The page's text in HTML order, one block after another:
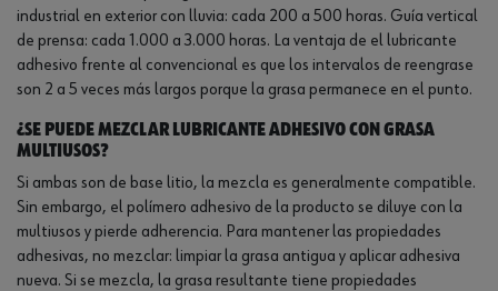
industrial en exterior con lluvia: cada 200 a 500 horas. Guía vertical
de prensa: cada 1.000 a 3.000 horas. La ventaja de el lubricante
adhesivo frente al convencional es que los intervalos de reengrase
son 2 a 5 veces más largos porque la grasa permanece en el punto.
¿Se puede mezclar lubricante adhesivo con grasa
multiusos?
Si ambas son de base litio, la mezcla es generalmente compatible.
Sin embargo, el polímero adhesivo de la producto se diluye con la
multiusos y pierde adherencia. Para mantener las propiedades
adhesivas, no mezclar: limpiar la grasa antigua y aplicar adhesiva
nueva. Si se mezcla, la grasa resultante tiene propiedades